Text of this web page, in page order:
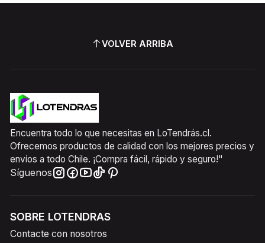
VOLVER ARRIBA
Encuentra todo lo que necesitas en LoTendrás.cl.
Ofrecemos productos de calidad con los mejores precios y
envíos a todo Chile. ¡Compra fácil, rápido y seguro!"
Síguenos
SOBRE LOTENDRAS
Contacte con nosotros